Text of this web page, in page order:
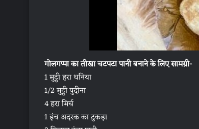
गोलगप्पा का तीखा चटपटा पानी बनाने के लिए सामग्री-
1 मुट्ठी हरा धनिया
1/2 मुट्ठी पुदीना
4 हरा मिर्च
1 इंच अदरक का टुकड़ा